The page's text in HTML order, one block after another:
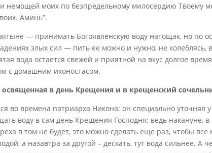
немощей моих по безпредельному милосердию Твоему
Аминь”.
— принимать Богоявленскую воду натощак, но по
злых сил — пить ее можно и нужно, не колеблясь,
вода остается свежей и приятной на вкус долгое
с домашним иконостасом.
в день Крещения и в крещенский
во времена патриарха Никона: он специально уточнял у
воду в сам день Крещения Господня: ведь накануне, в
в том не будет, это можно сделать еще раз, чтобы все
а назавтра за другой – дескать, тут вода сильнее. А